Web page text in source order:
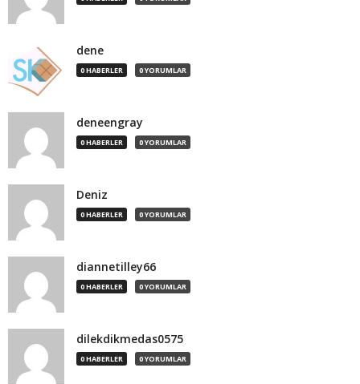
dene
0 HABERLER 0 YORUMLAR
deneengray
0 HABERLER 0 YORUMLAR
Deniz
0 HABERLER 0 YORUMLAR
diannetilley66
0 HABERLER 0 YORUMLAR
dilekdikmedas0575
0 HABERLER 0 YORUMLAR